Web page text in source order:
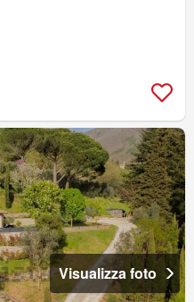
Visualizza foto